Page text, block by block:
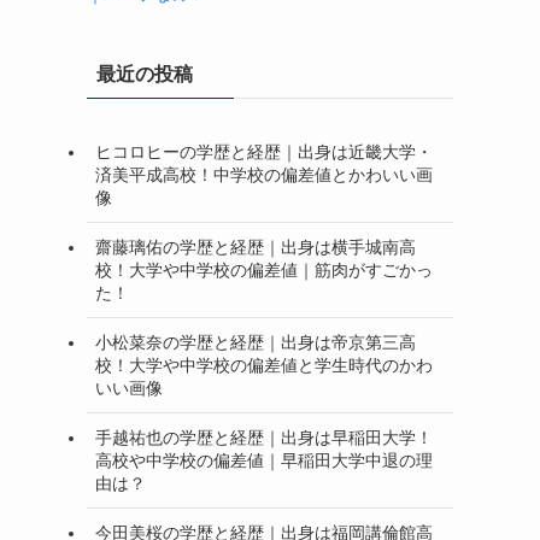
最近の投稿
ヒコロヒーの学歴と経歴｜出身は近畿大学・
済美平成高校！中学校の偏差値とかわいい画
像
齋藤璃佑の学歴と経歴｜出身は横手城南高
校！大学や中学校の偏差値｜筋肉がすごかっ
た！
小松菜奈の学歴と経歴｜出身は帝京第三高
校！大学や中学校の偏差値と学生時代のかわ
いい画像
手越祐也の学歴と経歴｜出身は早稲田大学！
高校や中学校の偏差値｜早稲田大学中退の理
由は？
今田美桜の学歴と経歴｜出身は福岡講倫館高